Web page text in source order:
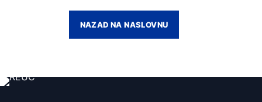
NAZAD NA NASLOVNU